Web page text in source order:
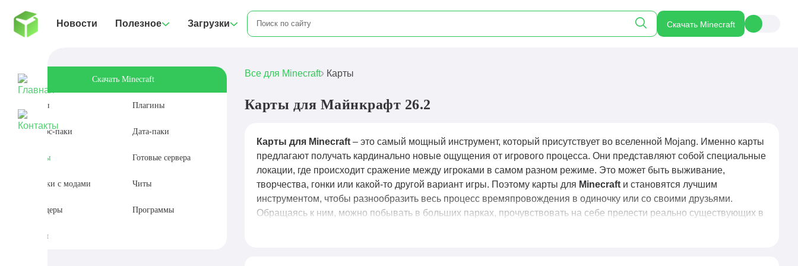
Новости Полезное Загрузки Скачать Minecraft
Скачать Minecraft
Моды Плагины
Ресурс-паки Дата-паки
Карты Готовые сервера
Сборки с модами Читы
Шейдеры Программы
Сиды
Все для Minecraft Карты
Карты для Майнкрафт 26.2
Карты для Minecraft – это самый мощный инструмент, который присутствует во вселенной Mojang. Именно карты
предлагают получать кардинально новые ощущения от игрового процесса. Они представляют собой специальные
локации, где происходит сражение между игроками в самом разном режиме. Это может быть выживание,
творчества, гонки или какой-то другой вариант игры. Поэтому карты для Minecraft и становятся лучшим
инструментом, чтобы разнообразить весь процесс времяпровождения в одиночку или со своими друзьями.
Обращаясь к ним, можно побывать в больших парках, прочувствовать на себе прелести реально существующих в